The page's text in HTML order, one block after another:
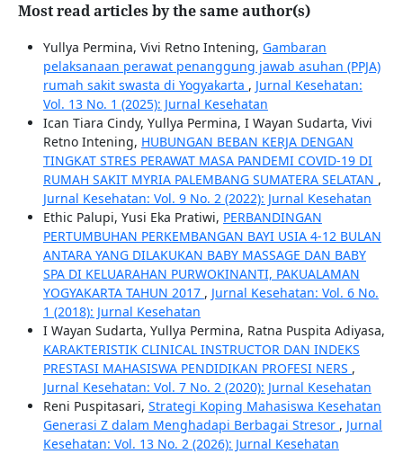
Most read articles by the same author(s)
Yullya Permina, Vivi Retno Intening, Gambaran
pelaksanaan perawat penanggung jawab asuhan (PPJA)
rumah sakit swasta di Yogyakarta , Jurnal Kesehatan:
Vol. 13 No. 1 (2025): Jurnal Kesehatan
Ican Tiara Cindy, Yullya Permina, I Wayan Sudarta, Vivi
Retno Intening, HUBUNGAN BEBAN KERJA DENGAN
TINGKAT STRES PERAWAT MASA PANDEMI COVID-19 DI
RUMAH SAKIT MYRIA PALEMBANG SUMATERA SELATAN ,
Jurnal Kesehatan: Vol. 9 No. 2 (2022): Jurnal Kesehatan
Ethic Palupi, Yusi Eka Pratiwi, PERBANDINGAN
PERTUMBUHAN PERKEMBANGAN BAYI USIA 4-12 BULAN
ANTARA YANG DILAKUKAN BABY MASSAGE DAN BABY
SPA DI KELUARAHAN PURWOKINANTI, PAKUALAMAN
YOGYAKARTA TAHUN 2017 , Jurnal Kesehatan: Vol. 6 No.
1 (2018): Jurnal Kesehatan
I Wayan Sudarta, Yullya Permina, Ratna Puspita Adiyasa,
KARAKTERISTIK CLINICAL INSTRUCTOR DAN INDEKS
PRESTASI MAHASISWA PENDIDIKAN PROFESI NERS ,
Jurnal Kesehatan: Vol. 7 No. 2 (2020): Jurnal Kesehatan
Reni Puspitasari, Strategi Koping Mahasiswa Kesehatan
Generasi Z dalam Menghadapi Berbagai Stresor , Jurnal
Kesehatan: Vol. 13 No. 2 (2026): Jurnal Kesehatan